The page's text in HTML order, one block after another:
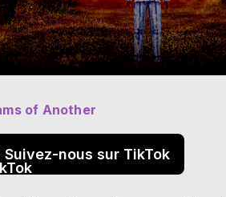
of Another
Suivez-nous sur TikTok